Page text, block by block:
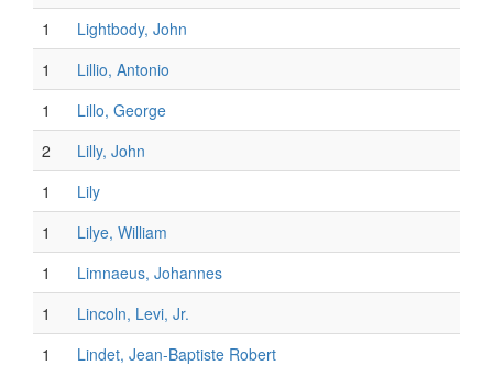
1
Lightbody, John
1
Lillio, Antonio
1
Lillo, George
2
Lilly, John
1
Lily
1
Lilye, William
1
Limnaeus, Johannes
1
Lincoln, Levi, Jr.
1
Lindet, Jean-Baptiste Robert